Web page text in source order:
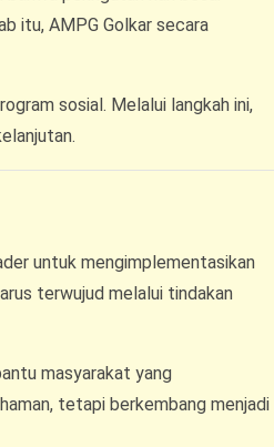
itu, AMPG Golkar secara
sosial. Melalui langkah ini,
untuk mengimplementasikan
terwujud melalui tindakan
masyarakat yang
tetapi berkembang menjadi